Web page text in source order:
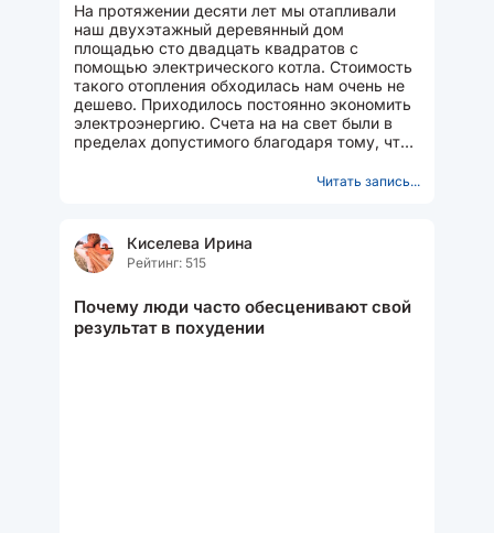
На протяжении десяти лет мы отапливали
наш двухэтажный деревянный дом
площадью сто двадцать квадратов с
помощью электрического котла. Стоимость
такого отопления обходилась нам очень не
дешево. Приходилось постоянно экономить
электроэнергию. Счета на на свет были в
пределах допустимого благодаря тому, что:
Читать запись...
Киселева Ирина
Рейтинг: 515
Почему люди часто обесценивают свой
результат в похудении